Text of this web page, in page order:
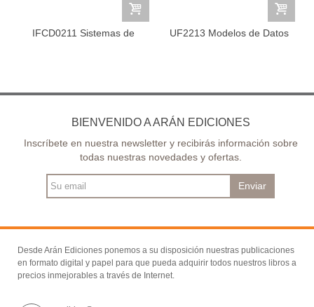
IFCD0211 Sistemas de
UF2213 Modelos de Datos
BIENVENIDO A ARÁN EDICIONES
Inscríbete en nuestra newsletter y recibirás información sobre
todas nuestras novedades y ofertas.
Enviar
Desde Arán Ediciones ponemos a su disposición nuestras publicaciones
en formato digital y papel para que pueda adquirir todos nuestros libros a
precios inmejorables a través de Internet.